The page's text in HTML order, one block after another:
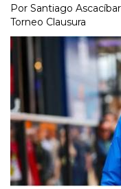
Por Santiago
Torneo Clausura